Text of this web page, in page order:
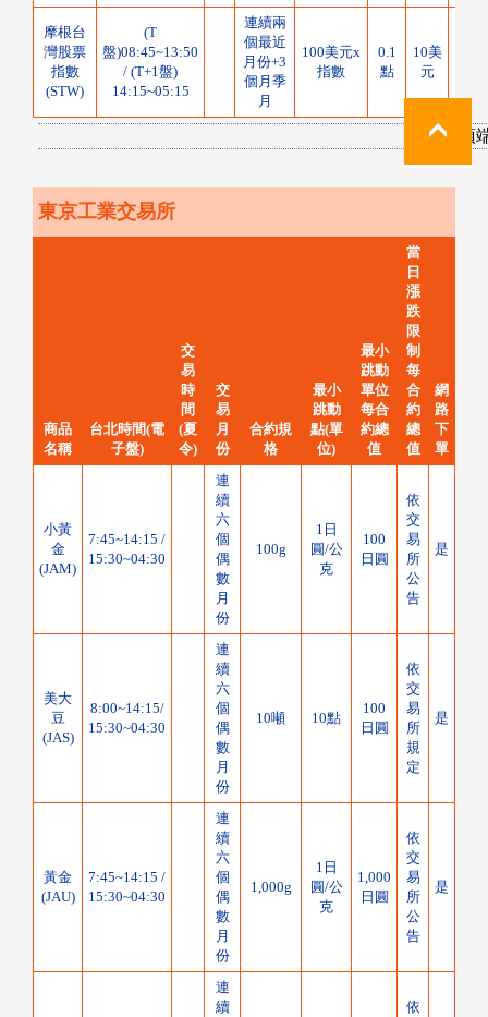
摩根台
灣股票
指數
(STW)
(T
盤)08:45~13:50
/ (T+1盤)
14:15~05:15
連續兩
個最近
月份+3
個月季
月
100美元x
指數
0.1
點
10美
元
回頂
東京工業交易所
商品
名稱
台北時間(電
子盤)
交
易
時
間
(夏
令)
交
易
月
份
合約規
格
最小
跳動
點(單
位)
最小
跳動
單位
每合
約總
值
當
日
漲
跌
限
制
每
合
約
總
值
網
路
下
單
小黃
金
(JAM)
7:45~14:15 /
15:30~04:30
連
續
六
個
偶
數
月
份
100g
1日
圓/公
克
100
日圓
依
交
易
所
公
告
是
美大
豆
(JAS)
8:00~14:15/
15:30~04:30
連
續
六
個
偶
數
月
份
10噸 10點
100
日圓
依
交
易
所
規
定
是
黃金
(JAU)
7:45~14:15 /
15:30~04:30
連
續
六
個
偶
數
月
份
1,000g
1日
圓/公
克
1,000
日圓
依
交
易
所
公
告
是
連
續
依